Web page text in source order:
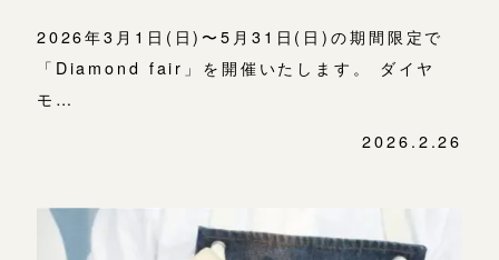
2026年3月1日(日)〜5月31日(日)の期間限定で
「Diamond fair」を開催いたします。 ダイヤ
モ…
2026.2.26